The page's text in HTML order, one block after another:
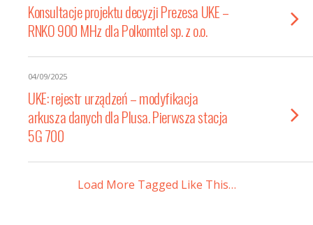
Konsultacje projektu decyzji Prezesa UKE –
RNKO 900 MHz dla Polkomtel sp. z o.o.
04/09/2025
UKE: rejestr urządzeń – modyfikacja
arkusza danych dla Plusa. Pierwsza stacja
5G 700
Load More Tagged Like This…